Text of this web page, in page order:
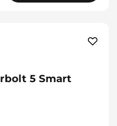
5 Smart